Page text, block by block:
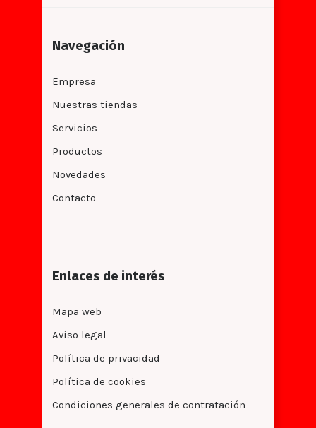
Navegación
Empresa
Nuestras tiendas
Servicios
Productos
Novedades
Contacto
Enlaces de interés
Mapa web
Aviso legal
Política de privacidad
Política de cookies
Condiciones generales de contratación